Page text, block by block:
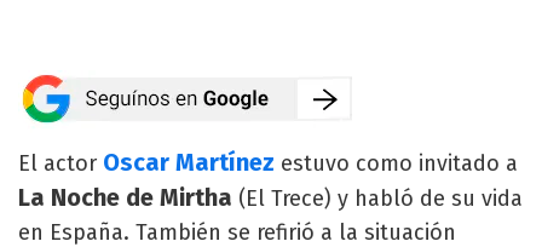
El actor Oscar Martínez estuvo como invitado a
La Noche de Mirtha (El Trece) y habló de su vida
en España. También se refirió a la situación